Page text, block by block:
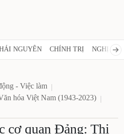
NGUYÊN CHÍNH TRỊ NGHỊ
- Việc làm
hóa Việt Nam (1943-2023)
cơ quan Đảng: Thi